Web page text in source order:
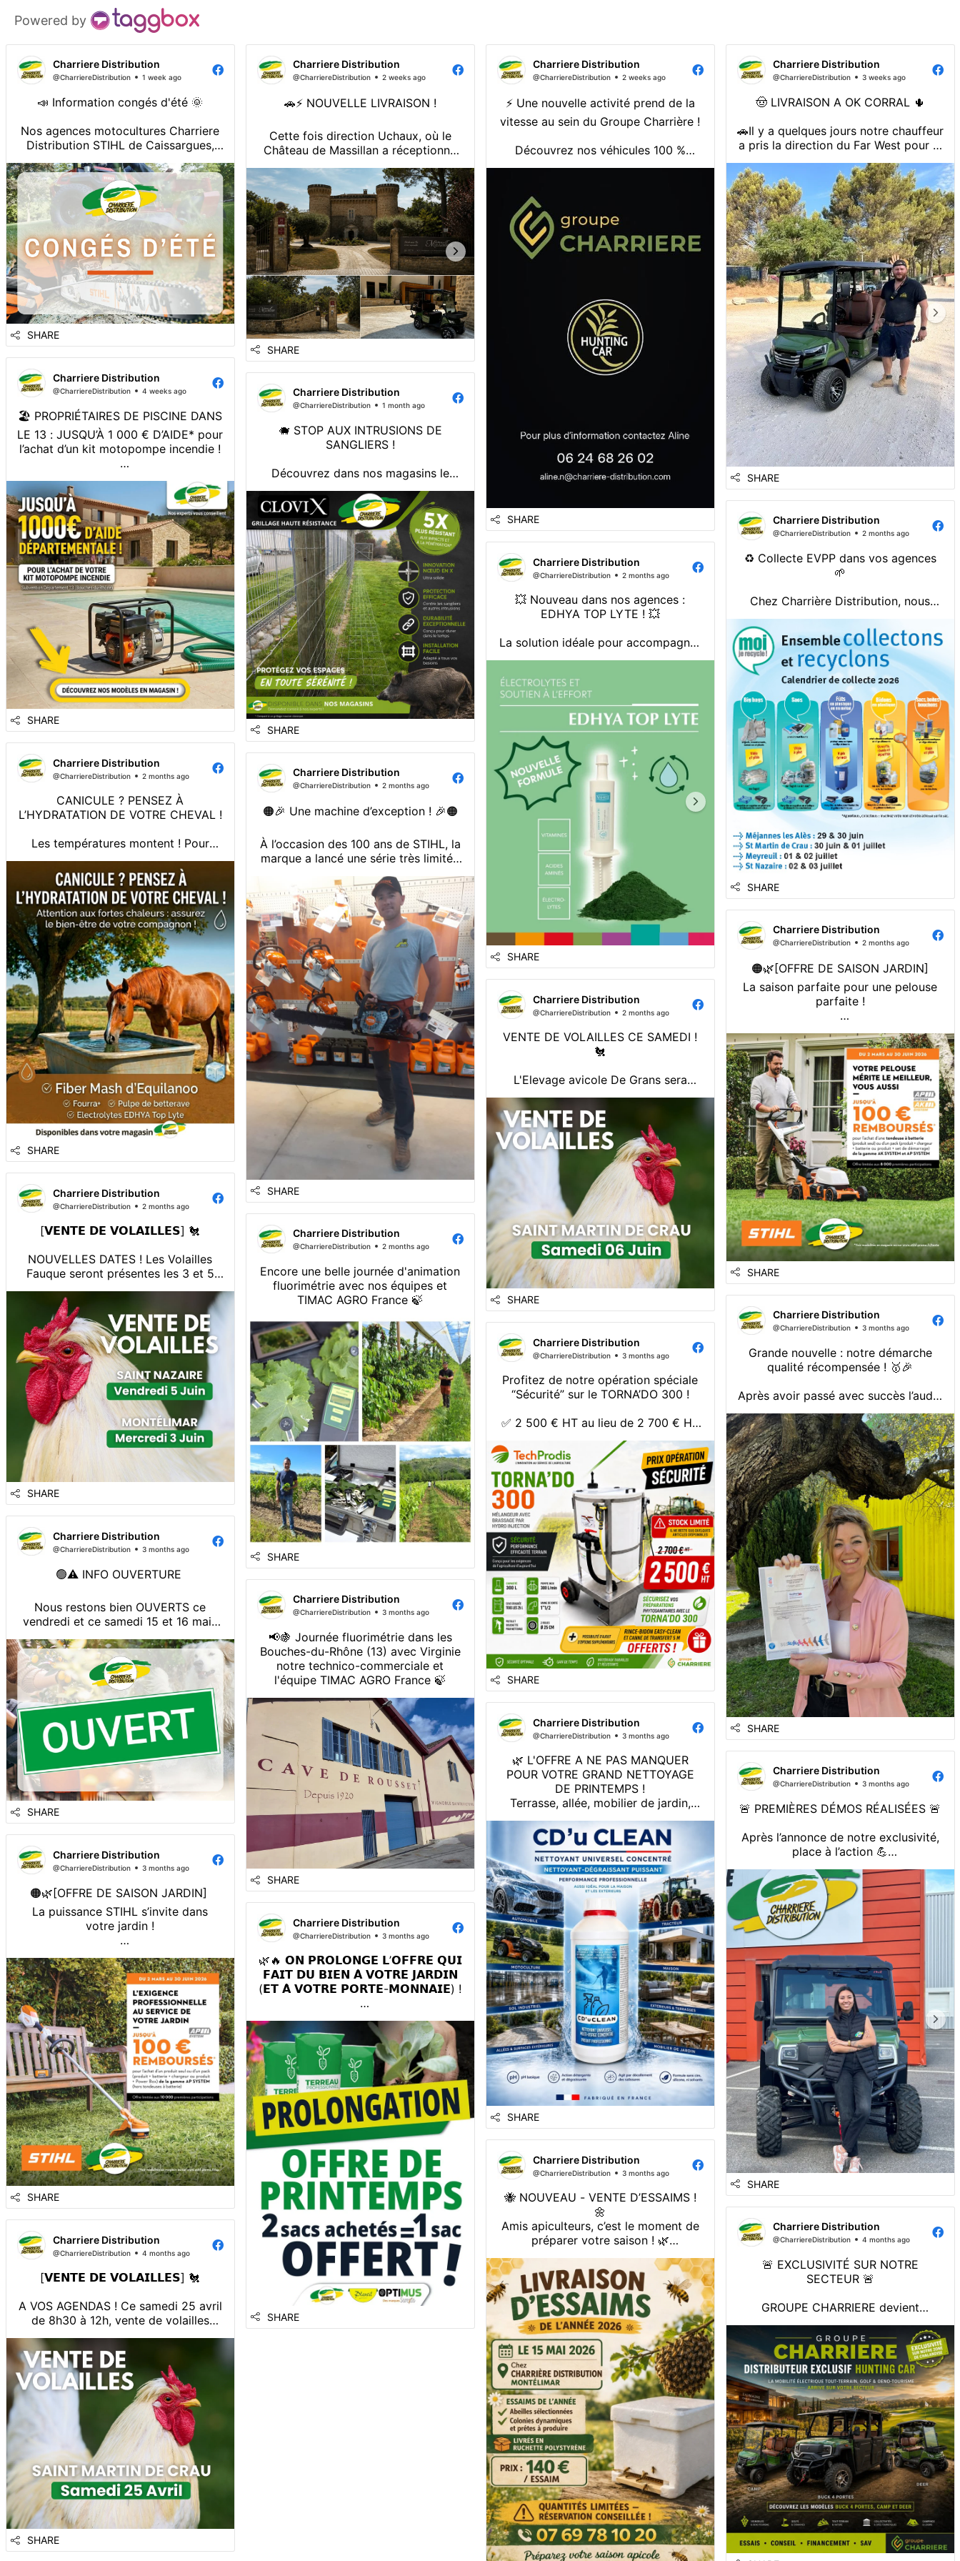
Powered by
Charriere Distribution
@CharriereDistribution 1 week ago
📣 Information congés d'été 🌞
Nos agences motocultures Charriere
Distribution STIHL de Caissargues,
uniquement) seront fermées du 10 au
22 août inclus.
L'agence motoculture Charriere
Distribution de Saint Hilaire de
Brethmas sera quant à elle fermée du
17 au 22 a...
SHARE
Charriere Distribution
@CharriereDistribution 2 weeks ago
🚗⚡ NOUVELLE LIVRAISON !
Cette fois direction Uchaux, où le
Château de Massillan a réceptionné
HuntingCar.
Élégante, silencieuse et performante,
cet écrin de charme a jeté son dévolu
sur le modèle DEER. Une voiturette
électrique tout-terrain conçue pour
accueillir...
SHARE
Charriere Distribution
@CharriereDistribution 2 weeks ago
⚡ Une nouvelle activité prend de la
vitesse au sein du Groupe Charrière !
Découvrez nos véhicules 100 %
des professionnels comme des
Utilitaires, véhicules de transport ou
modèles tout-terrain, la gamme se
SHARE
Charriere Distribution
@CharriereDistribution 3 weeks ago
🤠 LIVRAISON A OK CORRAL 🌵
🚗Il y a quelques jours notre chauffeur
a pris la direction du Far West pour la
Hunting Car !
🔋 Pratique, silencieuse et 100 %
électrique, elle viendra faciliter les
déplacements quotidiens de l'équipe
du parc OK Corral !
Un grand ...
SHARE
Charriere Distribution
@CharriereDistribution 4 weeks ago
🏖️ PROPRIÉTAIRES DE PISCINE DANS
LE 13 : JUSQU’À 1 000 € D’AIDE* pour
l’achat d’un kit motopompe incendie !
Le Département des Bouches-du-
Rhône vous aide à sécuriser votre
habitation face aux risques
d'incendie. Bénéficiez d'une aide
financière allant jusqu'à 50 % (dans la
limite de 1 000 €) pour...
SHARE
Charriere Distribution
@CharriereDistribution 1 month ago
🐗 STOP AUX INTRUSIONS DE
SANGLIERS !
Découvrez dans nos magasins le
innovante spécialement conçue pour
protéger efficacement vos parcelles
et vos élevages contre les sangliers.
✅ Maille articulée et pliable qui
épouse le terrain et permet une pose
facile
✅ ...
SHARE
Charriere Distribution
@CharriereDistribution 2 months ago
💥 Nouveau dans nos agences :
EDHYA TOP LYTE ! 💥
La solution idéale pour accompagner
vos chevaux lors des périodes
✨ Ses bienfaits :
✔️ Favorise la réhydratation et
compense les pertes en électrolytes
✔️ Soutient l’organisme pendant
l’effort
✔️ Contribue à une...
SHARE
Charriere Distribution
@CharriereDistribution 2 months ago
♻️ Collecte EVPP dans vos agences
🌱
Chez Charrière Distribution, nous
filière @Adivalor pour organiser la
collecte des Emballages Vides de
Produits Phytosanitaires (EVPP).
Un réflexe essentiel pour préserver
notre environnement et valoriser vos
déchets agricoles ...
SHARE
Charriere Distribution
@CharriereDistribution 2 months ago
CANICULE ? PENSEZ À
L’HYDRATATION DE VOTRE CHEVAL !
Les températures montent ! Pour
assurer la santé de votre compagnon,
une hydratation optimale est cruciale.
👇 Découvrez nos solutions phares
pour l’aider à traverser cette période
de forte chaleur :
🌾 Fiber Mash d’Equilanoo : un mash
hydratant...
SHARE
Charriere Distribution
@CharriereDistribution 2 months ago
🟠🎉 Une machine d’exception ! 🎉🟠
À l’occasion des 100 ans de STIHL, la
marque a lancé une série très limitée
Centennial Edition, une tronçonneuse
collector destinée à marquer cet
anniversaire historique !
Nous sommes fiers d’annoncer que
Vivien est le tout premier cl...
SHARE
Charriere Distribution
@CharriereDistribution 2 months ago
VENTE DE VOLAILLES CE SAMEDI !
🐔
L'Elevage avicole De Grans sera
présent ce samedi 06 juin de 8h30 à
12h dans votre agence Charriere
Distribution de Saint Martin de Crau.
Infos et réservations au 06 35 22 16
92 📞
SHARE
Charriere Distribution
@CharriereDistribution 2 months ago
🟠🌿[OFFRE DE SAISON JARDIN]
La saison parfaite pour une pelouse
parfaite !
STIHL et profitez d’une offre de
remboursement 𝗷𝘂𝘀𝗾𝘂’𝗮̀ 𝟭𝟬𝟬 €* 𝘀𝘂𝗿
𝗹𝗲𝘀 𝗴𝗮𝗺𝗺𝗲𝘀 𝗔𝗞 𝗦𝗬𝗦𝗧𝗘𝗠 𝗼𝘂 𝗔𝗣
𝗦𝗬𝗦𝗧𝗘𝗠.
Silencieuse, performante et sans fil,
elle vous accompagne tout l’été pour
un jardin ...
SHARE
Charriere Distribution
@CharriereDistribution 2 months ago
[𝗩𝗘𝗡𝗧𝗘 𝗗𝗘 𝗩𝗢𝗟𝗔𝗜𝗟𝗟𝗘𝗦] 🐔
NOUVELLES DATES ! Les Volailles
Fauque seront présentes les 3 et 5
juin dans vos agences Charriere
Distribution de Montélimar et Saint
Nazaire !
Infos et réservations au 04 66 83 60
48 📞
SHARE
Charriere Distribution
@CharriereDistribution 2 months ago
Encore une belle journée d'animation
fluorimétrie avec nos équipes et
TIMAC AGRO France 🍃
SHARE
Charriere Distribution
@CharriereDistribution 3 months ago
Profitez de notre opération spéciale
“Sécurité” sur le TORNA’DO 300 !
✅ 2 500 € HT au lieu de 2 700 € HT
🎁 Rince-bidon Easy-Clean OFFERT
🎁 Canne de transfert 5 m OFFERTE
✔️ Sécurisez vos préparations phytos
✔️ Gagnez du temps au quotidien
✔️ Mélange homogène et nettoyage
facilité
⚠️ STOCK LIMITÉ ...
SHARE
Charriere Distribution
@CharriereDistribution 3 months ago
Grande nouvelle : notre démarche
qualité récompensée ! 🥇🎉
Après avoir passé avec succès l’audit,
de vous partager l’obtention de la
certification Qualiopi pour le Groupe
Charrière !
Obtenir ce label exigeant est une
reconnaissance officielle de la qualité,
...
SHARE
Charriere Distribution
@CharriereDistribution 3 months ago
🟢⚠️ INFO OUVERTURE
Nous restons bien OUVERTS ce
vendredi et ce samedi 15 et 16 mai !
Toute l’équipe sera présente et prête
à vous accueillir comme d’habitude !
N’hésitez pas à passer nous voir 👋 À
très vite !
SHARE
Charriere Distribution
@CharriereDistribution 3 months ago
📢🍇 Journée fluorimétrie dans les
Bouches-du-Rhône (13) avec Virginie
notre technico-commerciale et
l'équipe TIMAC AGRO France 🍃
SHARE
Charriere Distribution
@CharriereDistribution 3 months ago
🌿 L'OFFRE A NE PAS MANQUER
POUR VOTRE GRAND NETTOYAGE
DE PRINTEMPS !
Terrasse, allée, mobilier de jardin,
voiture… après l’hiver, un bon
nettoyage s’impose pour profiter
pleinement des beaux jours ☀️
🎉 𝗣𝗥𝗢𝗙𝗜𝗧𝗘𝗭 𝗗𝗘 -𝟮𝟬% 𝗦𝗨𝗥 𝗟𝗘
𝗡𝗘𝗧𝗧𝗢𝗬𝗔𝗡𝗧 𝗣𝗥𝗢𝗙𝗘𝗦𝗦𝗜𝗢𝗡𝗡𝗘𝗟
𝗖𝗗’𝘂 𝗖𝗟𝗘𝗔𝗡 🎉
📅 Offre valable tout le mois de M...
SHARE
Charriere Distribution
@CharriereDistribution 3 months ago
🚨 PREMIÈRES DÉMOS RÉALISÉES 🚨
Après l’annonce de notre exclusivité,
place à l’action 💪
voiturettes Hunting Car et notre
équipe a été entièrement formée pour
vous accompagner !
👉 Nous avons eu le plaisir de réaliser
nos premières démonstrations auprès
d’une mairie ...
SHARE
Charriere Distribution
@CharriereDistribution 3 months ago
🟠🌿[OFFRE DE SAISON JARDIN]
La puissance STIHL s’invite dans
votre jardin !
Bénéficiez d’une offre de
remboursement 𝗷𝘂𝘀𝗾𝘂’𝗮̀ 𝟭𝟬𝟬 €*
𝗽𝗼𝘂𝗿 𝘁𝗼𝘂𝘁 𝗮𝗰𝗵𝗮𝘁 𝗱’𝘂𝗻𝗲 𝗺𝗮𝗰𝗵𝗶𝗻𝗲
𝗻𝘂𝗲 𝗼𝘂 𝗱’𝘂𝗻 𝗽𝗮𝗰𝗸 𝗔𝗣 𝗦𝗬𝗦𝗧𝗘𝗠.
Performance, autonomie et confort :
tout pour donner vie à tous vos
projets.
❗C’est le moment d’en profite...
SHARE
Charriere Distribution
@CharriereDistribution 3 months ago
🌿🔥 𝗢𝗡 𝗣𝗥𝗢𝗟𝗢𝗡𝗚𝗘 𝗟’𝗢𝗙𝗙𝗥𝗘 𝗤𝗨𝗜
𝗙𝗔𝗜𝗧 𝗗𝗨 𝗕𝗜𝗘𝗡 𝗔̀ 𝗩𝗢𝗧𝗥𝗘 𝗝𝗔𝗥𝗗𝗜𝗡
(𝗘𝗧 𝗔̀ 𝗩𝗢𝗧𝗥𝗘 𝗣𝗢𝗥𝗧𝗘-𝗠𝗢𝗡𝗡𝗔𝗜𝗘) !
Avec la hausse des prix annoncée sur
le terreau, on a fait un choix simple :
👉 𝗧𝗼𝘂𝗷𝗼𝘂𝗿𝘀 𝟮 𝘀𝗮𝗰𝘀 𝗮𝗰𝗵𝗲𝘁𝗲́𝘀 = 𝗹𝗲
𝟯𝗲̀𝗺𝗲 𝗢𝗙𝗙𝗘𝗥𝗧 ! *💪
C’est le moment idéal pour préparer
vos plantations, faire du stock et
lancer vos pro...
SHARE
Charriere Distribution
@CharriereDistribution 3 months ago
🐝 NOUVEAU - VENTE D’ESSAIMS !
🌼
Amis apiculteurs, c’est le moment de
préparer votre saison ! 🌿
📅 Rendez-vous le 15 mai 2026 à
notre agence Charrière Distribution
Montélimar pour la livraison de vos
essaims, proposés par Les Ruchers
de la Capitelle
⚠️ Quantités limitées – pensez à
réserver dès ...
Charriere Distribution
@CharriereDistribution 4 months ago
🚨 EXCLUSIVITÉ SUR NOTRE
SECTEUR 🚨
GROUPE CHARRIERE devient
sa zone de chalandise 🔥
La référence du véhicule 100%
électrique tout-terrain, golf & oeno-
tourisme arrive chez vous.
⚡ À découvrir :
BUCK 4 portes, CAMP, DEER…
👉 et toute la gamme HUNTING CAR
ad...
Charriere Distribution
@CharriereDistribution 4 months ago
[𝗩𝗘𝗡𝗧𝗘 𝗗𝗘 𝗩𝗢𝗟𝗔𝗜𝗟𝗟𝗘𝗦] 🐔
A VOS AGENDAS ! Ce samedi 25 avril
de 8h30 à 12h, vente de volailles
dans votre magasin Charriere
Distribution Saint Martin de Crau
avec l'Elevage avicole De Grans !
Infos et réservations au 06 35 22 16
92 📞
SHARE